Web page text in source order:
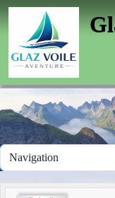
Panneau de gestion des